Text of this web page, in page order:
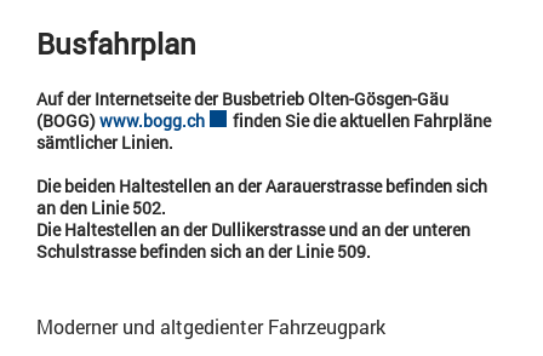
Busfahrplan
Auf der Internetseite der Busbetrieb Olten-Gösgen-Gäu
(BOGG)www.bogg.ch Externer Link wird in einem neuen Fenster
finden Sie die aktuellen Fahrpläne
sämtlicher Linien.
Die beiden Haltestellen an der Aarauerstrasse befinden sich
an den Linie 502.
Die Haltestellen an der Dullikerstrasse und an der unteren
Schulstrasse befinden sich an der Linie 509.
Moderner und altgedienter Fahrzeugpark